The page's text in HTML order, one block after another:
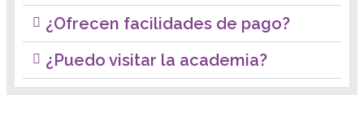
¿Ofrecen facilidades de pago?
¿Puedo visitar la academia?